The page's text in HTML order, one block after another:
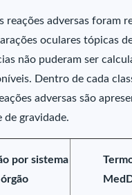
reações adversas foram
oculares tópicas
não puderam ser
Dentro de cada
adversas são
de gravidade.
por sistema